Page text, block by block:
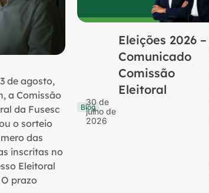
de agosto,
a Comissão
da Fusesc
o sorteio
das
inscritas no
Eleitoral
prazo
Blog
30 de
julho de
2026
Eleições 2026 –
Comunicado
Comissão
Eleitoral